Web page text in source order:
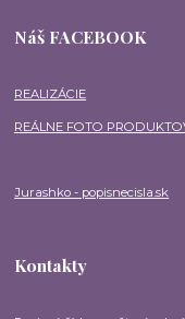
Náš FACEBOOK
REALIZÁCIE
REÁLNE FOTO
Jurashko - popisnecisla.sk
Kontakty